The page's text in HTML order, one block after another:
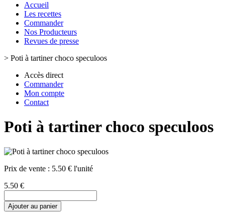
Accueil
Les recettes
Commander
Nos Producteurs
Revues de presse
> Poti à tartiner choco speculoos
Accès direct
Commander
Mon compte
Contact
Poti à tartiner choco speculoos
Prix de vente : 5.50 € l'unité
5.50 €
Ajouter au panier